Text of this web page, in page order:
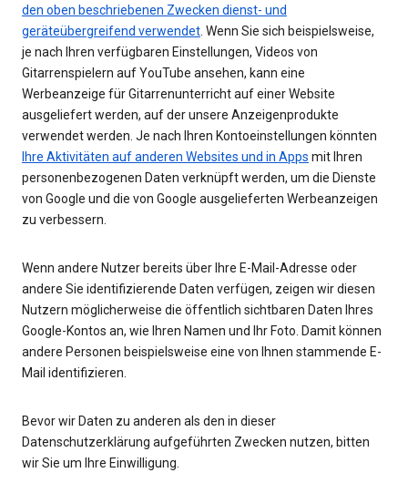
den oben beschriebenen Zwecken dienst- und
geräteübergreifend verwendet . Wenn Sie sich beispielsweise,
je nach Ihren verfügbaren Einstellungen, Videos von
Gitarrenspielern auf YouTube ansehen, kann eine
Werbeanzeige für Gitarrenunterricht auf einer Website
ausgeliefert werden, auf der unsere Anzeigenprodukte
verwendet werden. Je nach Ihren Kontoeinstellungen könnten
Ihre Aktivitäten auf anderen Websites und in Apps mit Ihren
personenbezogenen Daten verknüpft werden, um die Dienste
von Google und die von Google ausgelieferten Werbeanzeigen
zu verbessern.
Wenn andere Nutzer bereits über Ihre E-Mail-Adresse oder
andere Sie identifizierende Daten verfügen, zeigen wir diesen
Nutzern möglicherweise die öffentlich sichtbaren Daten Ihres
Google-Kontos an, wie Ihren Namen und Ihr Foto. Damit können
andere Personen beispielsweise eine von Ihnen stammende E-
Mail identifizieren.
Bevor wir Daten zu anderen als den in dieser
Datenschutzerklärung aufgeführten Zwecken nutzen, bitten
wir Sie um Ihre Einwilligung.